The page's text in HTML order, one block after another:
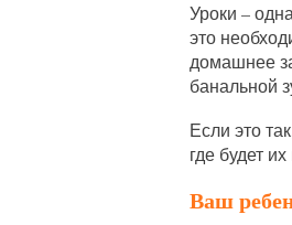
Уроки –
это
домашнее
банальной
Если это
где будет
Ваш